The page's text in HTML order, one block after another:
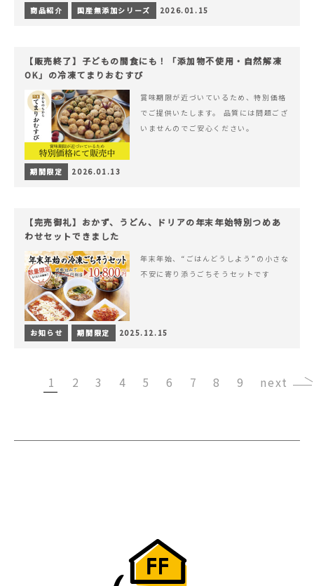
商品紹介 国産無添加シリーズ 2026.01.15
【販売終了】子どもの間食にも！「添加物不使用・自然解凍
OK」の冷凍てまりおむすび
賞味期限が近づいているため、特別価格
でご提供いたします。 品質には問題ござ
いませんのでご安心ください。
期間限定 2026.01.13
【完売御礼】おかず、うどん、ドリアの年末年始特別つめあ
わせセットできました
年末年始、“ごはんどうしよう”の小さな
不安に寄り添うごちそうセットです
お知らせ 期間限定 2025.12.15
1 2 3 4 5 6 7 8 9 ›